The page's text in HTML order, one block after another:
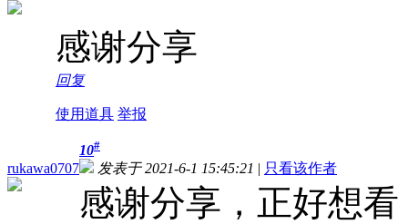
感谢分享
回复
使用道具 举报
rukawa0707
10#
发表于 2021-6-1 15:45:21 | 只看该作者
感谢分享，正好想看